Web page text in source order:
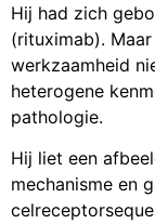
Hij had zich
(rituximab).
werkzaamheid
heterogene
pathologie.
Hij liet een
mechanisme en